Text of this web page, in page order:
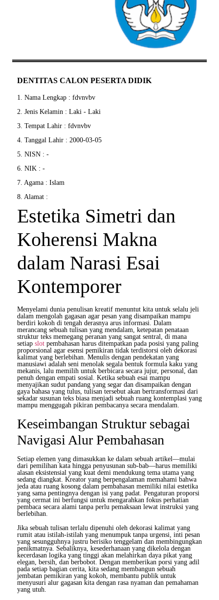
DENTITAS CALON PESERTA DIDIK
1. Nama Lengkap : fdvnvbv
2. Jenis Kelamin : Laki - Laki
3. Tempat Lahir : fdvnvbv
4. Tanggal Lahir : 2000-03-05
5. NISN : -
6. NIK : -
7. Agama : Islam
8. Alamat :
Estetika Simetri dan
Koherensi Makna
dalam Narasi Esai
Kontemporer
Menyelami dunia penulisan kreatif menuntut kita untuk selalu jeli
dalam mengolah gagasan agar pesan yang disampaikan mampu
berdiri kokoh di tengah derasnya arus informasi. Dalam
merancang sebuah tulisan yang mendalam, ketepatan penataan
struktur teks memegang peranan yang sangat sentral, di mana
setiap slot pembahasan harus ditempatkan pada posisi yang paling
proporsional agar esensi pemikiran tidak terdistorsi oleh dekorasi
kalimat yang berlebihan. Menulis dengan pendekatan yang
manusiawi adalah seni menolak segala bentuk formula kaku yang
mekanis, lalu memilih untuk berbicara secara jujur, personal, dan
penuh dengan empati sosial. Ketika sebuah esai mampu
menyajikan sudut pandang yang segar dan disampaikan dengan
gaya bahasa yang tulus, tulisan tersebut akan bertransformasi dari
sekadar susunan teks biasa menjadi sebuah ruang kontemplasi yang
mampu menggugah pikiran pembacanya secara mendalam.
Keseimbangan Struktur sebagai
Navigasi Alur Pembahasan
Setiap elemen yang dimasukkan ke dalam sebuah artikel—mulai
dari pemilihan kata hingga penyusunan sub-bab—harus memiliki
alasan eksistensial yang kuat demi mendukung tema utama yang
sedang diangkat. Kreator yang berpengalaman memahami bahwa
jeda atau ruang kosong dalam pembahasan memiliki nilai estetika
yang sama pentingnya dengan isi yang padat. Pengaturan proporsi
yang cermat ini berfungsi untuk mengarahkan fokus perhatian
pembaca secara alami tanpa perlu pemaksaan lewat instruksi yang
berlebihan.
Jika sebuah tulisan terlalu dipenuhi oleh dekorasi kalimat yang
rumit atau istilah-istilah yang menumpuk tanpa urgensi, inti pesan
yang sesungguhnya justru berisiko tenggelam dan membingungkan
penikmatnya. Sebaliknya, kesederhanaan yang dikelola dengan
kecerdasan logika yang tinggi akan melahirkan daya pikat yang
elegan, bersih, dan berbobot. Dengan memberikan porsi yang adil
pada setiap bagian cerita, kita sedang membangun sebuah
jembatan pemikiran yang kokoh, membantu publik untuk
menyusuri alur gagasan kita dengan rasa nyaman dan pemahaman
yang utuh.